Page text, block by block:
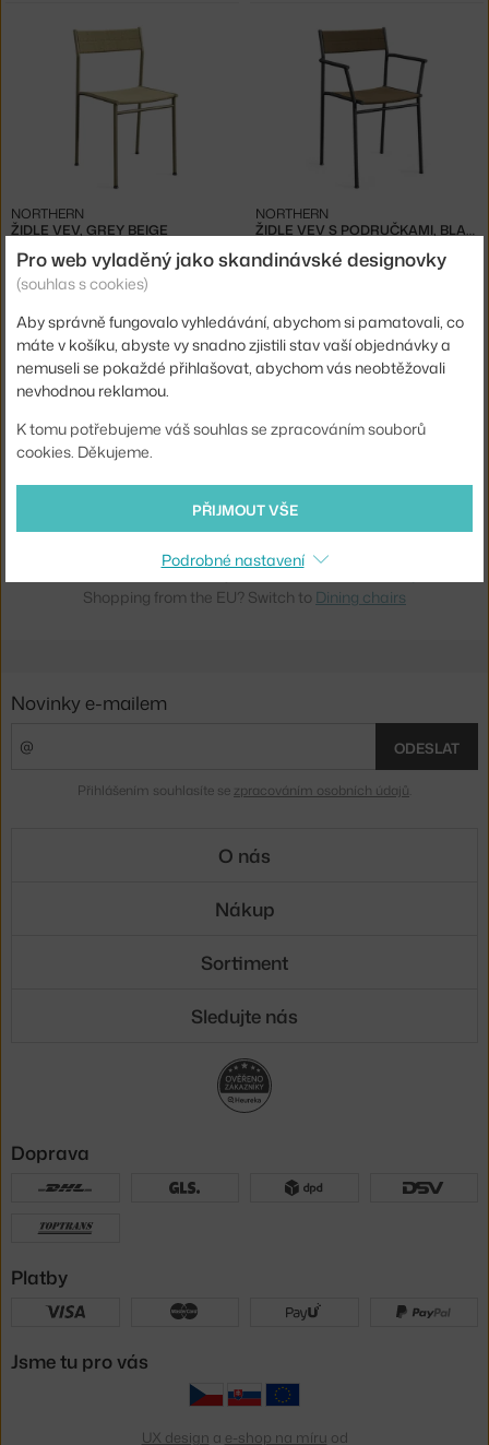
ŽIDLE VEV, GREY BEIGE
NORTHERN
ŽIDLE VEV S PODRUČKAMI, BLACK
NORTHERN
ŽIDLE VEV S PODRUČKAMI, GREY BEIGE
Ste zo Slovenska? Prejdite naJedálenské stoličky
Shopping from the EU? Switch to Dining chairs
Pro web vyladěný jako skandinávské designovky
(souhlas s cookies)
Aby správně fungovalo vyhledávání, abychom si pamatovali, co
máte v košíku, abyste vy snadno zjistili stav vaší objednávky a
nemuseli se pokaždé přihlašovat, abychom vás neobtěžovali
nevhodnou reklamou.
K tomu potřebujeme váš souhlas se zpracováním souborů
cookies. Děkujeme.
PŘIJMOUT VŠE
Podrobné nastavení
Novinky e-mailem
ODESLAT
Přihlášením souhlasíte se zpracováním osobních údajů
O nás
Nákup
Sortiment
Sledujte nás
Doprava
Platby
Jsme tu pro vás
UX design a e-shop na míru od